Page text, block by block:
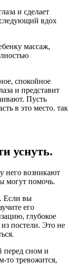
и сделает
вдох
массаж,
спокойное
и представит
Пусть
в это место. так
уснуть.
него возникают
могут помочь.
Если вы
его
глубокое
постели. Это не
перед сном и
то тревожится,